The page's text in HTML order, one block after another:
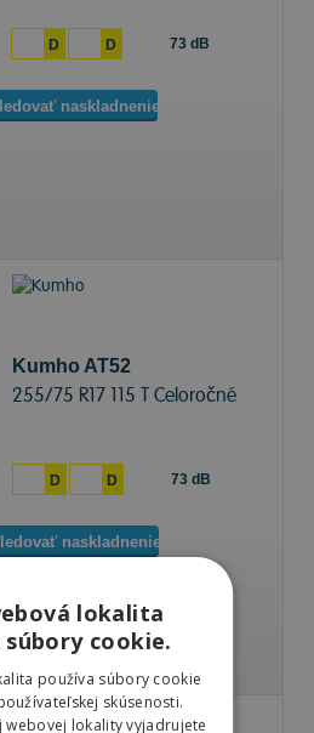
D D 73 dB
naskladnenie
Kumho AT52
255/75 R17 115 T Celoročné
D D 73 dB
naskladnenie
lokalita
súbory cookie.
používa súbory cookie
skúsenosti.
webovej lokality vyjadrujete